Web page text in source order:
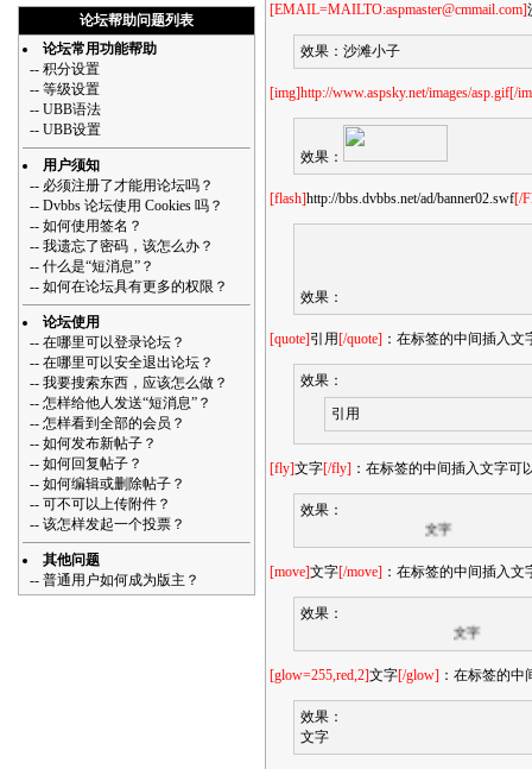
论坛帮助问题列表
论坛常用功能帮助
-- 积分设置
-- 等级设置
-- UBB语法
-- UBB设置
用户须知
-- 必须注册了才能用论坛吗？
-- Dvbbs 论坛使用 Cookies 吗？
-- 如何使用签名？
-- 我遗忘了密码，该怎么办？
-- 什么是“短消息”？
-- 如何在论坛具有更多的权限？
论坛使用
-- 在哪里可以登录论坛？
-- 在哪里可以安全退出论坛？
-- 我要搜索东西，应该怎么做？
-- 怎样给他人发送“短消息”？
-- 怎样看到全部的会员？
-- 如何发布新帖子？
-- 如何回复帖子？
-- 如何编辑或删除帖子？
-- 可不可以上传附件？
-- 该怎样发起一个投票？
其他问题
-- 普通用户如何成为版主？
[EMAIL=MAILTO:aspmaster@cmmail.com]
效果： 沙滩小子
[img]http://www.aspsky.net/images/asp.gif[/
效果：
[flash]http://bbs.dvbbs.net/ad/banner02.swf[/
效果：
[quote]引用 [/quote] ：在标签的中间插入
效果：
引用
[fly]文字[/fly] ：在标签的中间插入文字
效果：
文字
[move]文字[/move] ：在标签的中间插入
效果：
文字
[glow=255,red,2]文字[/glow] ：在标签的
效果：
文字